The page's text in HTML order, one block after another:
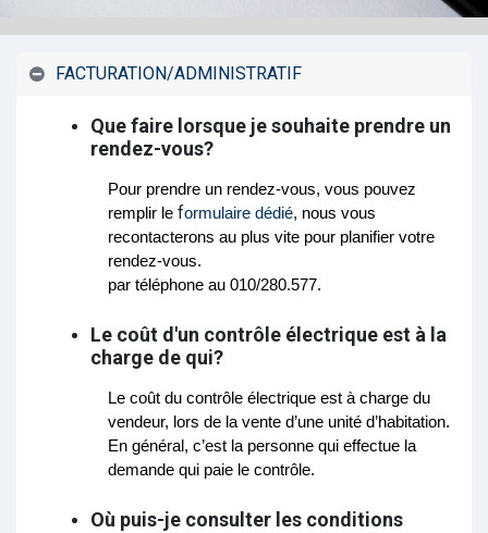
FACTURATION/ADMINISTRATIF
Que faire lorsque je souhaite prendre un
rendez-vous?
Pour prendre un rendez-vous, vous pouvez
remplir le formulaire dédié, nous vous
recontacterons au plus vite pour planifier votre
rendez-vous.
par téléphone au 010/280.577.
Le coût d'un contrôle électrique est à la
charge de qui?
Le coût du contrôle électrique est à charge du
vendeur, lors de la vente d’une unité d’habitation.
En général, c’est la personne qui effectue la
demande qui paie le contrôle.
Où puis-je consulter les conditions